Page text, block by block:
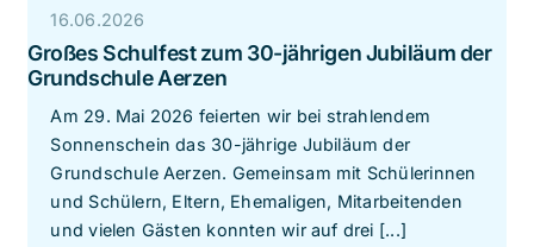
16.06.2026
Großes Schulfest zum 30-jährigen Jubiläum der
Grundschule Aerzen
Am 29. Mai 2026 feierten wir bei strahlendem
Sonnenschein das 30-jährige Jubiläum der
Grundschule Aerzen. Gemeinsam mit Schülerinnen
und Schülern, Eltern, Ehemaligen, Mitarbeitenden
und vielen Gästen konnten wir auf drei [...]